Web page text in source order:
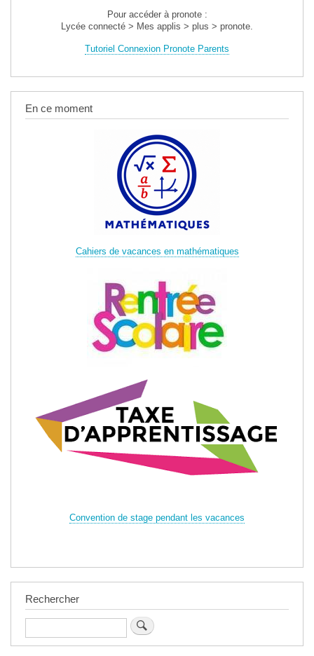
Pour accéder à pronote :
Lycée connecté > Mes applis > plus > pronote.
Tutoriel Connexion Pronote Parents
En ce moment
Cahiers de vacances en mathématiques
Convention de stage pendant les vacances
Rechercher